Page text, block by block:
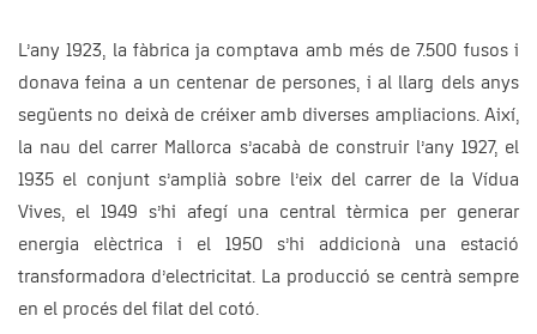
L’any 1923, la fàbrica ja comptava amb més de 7.500 fusos i
donava feina a un centenar de persones, i al llarg dels anys
següents no deixà de créixer amb diverses ampliacions. Així,
la nau del carrer Mallorca s’acabà de construir l’any 1927, el
1935 el conjunt s’amplià sobre l’eix del carrer de la Vídua
Vives, el 1949 s’hi afegí una central tèrmica per generar
energia elèctrica i el 1950 s’hi addicionà una estació
transformadora d’electricitat. La producció se centrà sempre
en el procés del filat del cotó.